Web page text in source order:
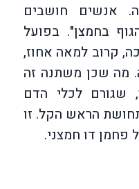
אנשים חושבים
בחמצן". בפועל
קרוב למאה אחוז,
מה שכן משתנה זה
שגורם לכלי הדם
הראש הקל. זו
פחמן דו חמצני.